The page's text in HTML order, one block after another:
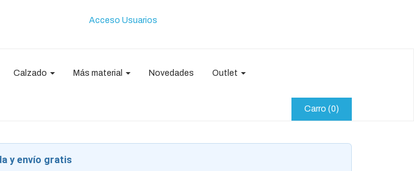
Acceso Usuarios
Calzado Más material Novedades Outlet
Carro (0)
y envío gratis